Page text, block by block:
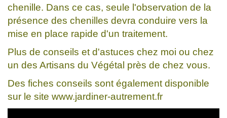
chenille. Dans ce cas, seule l'observation de la
présence des chenilles devra conduire vers la
mise en place rapide d'un traitement.
Plus de conseils et d'astuces chez moi ou chez
un des Artisans du Végétal près de chez vous.
Des fiches conseils sont également disponible
sur le site www.jardiner-autrement.fr